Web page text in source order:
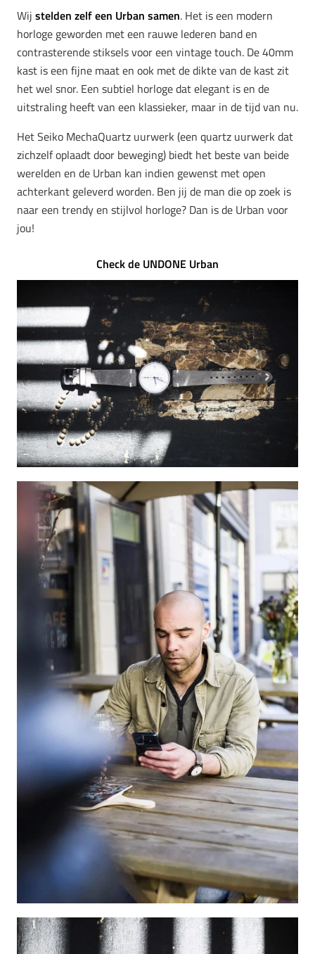
Wij stelden zelf een Urban samen. Het is een modern
horloge geworden met een rauwe lederen band en
contrasterende stiksels voor een vintage touch. De 40mm
kast is een fijne maat en ook met de dikte van de kast zit
het wel snor. Een subtiel horloge dat elegant is en de
uitstraling heeft van een klassieker, maar in de tijd van nu.
Het Seiko MechaQuartz uurwerk (een quartz uurwerk dat
zichzelf oplaadt door beweging) biedt het beste van beide
werelden en de Urban kan indien gewenst met open
achterkant geleverd worden. Ben jij de man die op zoek is
naar een trendy en stijlvol horloge? Dan is de Urban voor
jou!
Check de UNDONE Urban